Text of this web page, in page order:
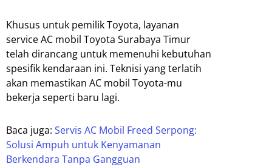
Khusus untuk pemilik Toyota, layanan
service AC mobil Toyota Surabaya Timur
telah dirancang untuk memenuhi kebutuhan
spesifik kendaraan ini. Teknisi yang terlatih
akan memastikan AC mobil Toyota-mu
bekerja seperti baru lagi.
Baca juga: Servis AC Mobil Freed Serpong:
Solusi Ampuh untuk Kenyamanan
Berkendara Tanpa Gangguan